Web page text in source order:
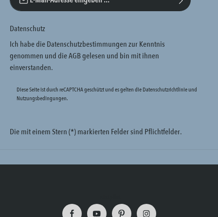
Datenschutz
Ich habe dieDatenschutzbestimmungenzur Kenntnis
genommen und dieAGBgelesen und bin mit ihnen
einverstanden.
Diese Seite ist durch reCAPTCHA geschützt und es gelten dieDatenschutzrichtlinieund
Nutzungsbedingungen.
Die mit einem Stern (*) markierten Felder sind Pflichtfelder.